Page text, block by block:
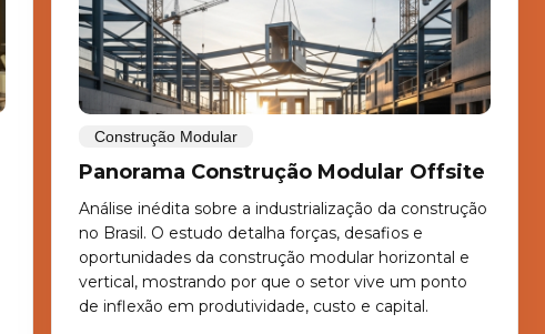
Construção Modular
Panorama Construção Modular Offsite
Análise inédita sobre a industrialização da construção
no Brasil. O estudo detalha forças, desafios e
oportunidades da construção modular horizontal e
vertical, mostrando por que o setor vive um ponto
de inflexão em produtividade, custo e capital.